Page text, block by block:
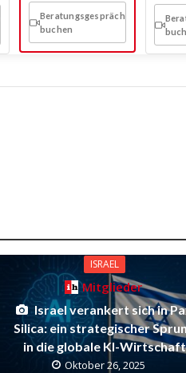
Beratungsgespräch
buchen
ISRAEL
Mitglieder
Israel verankert sich in
Silica: ein strategischer
in die globale KI-Wirtschaft
Oktober 26, 2025